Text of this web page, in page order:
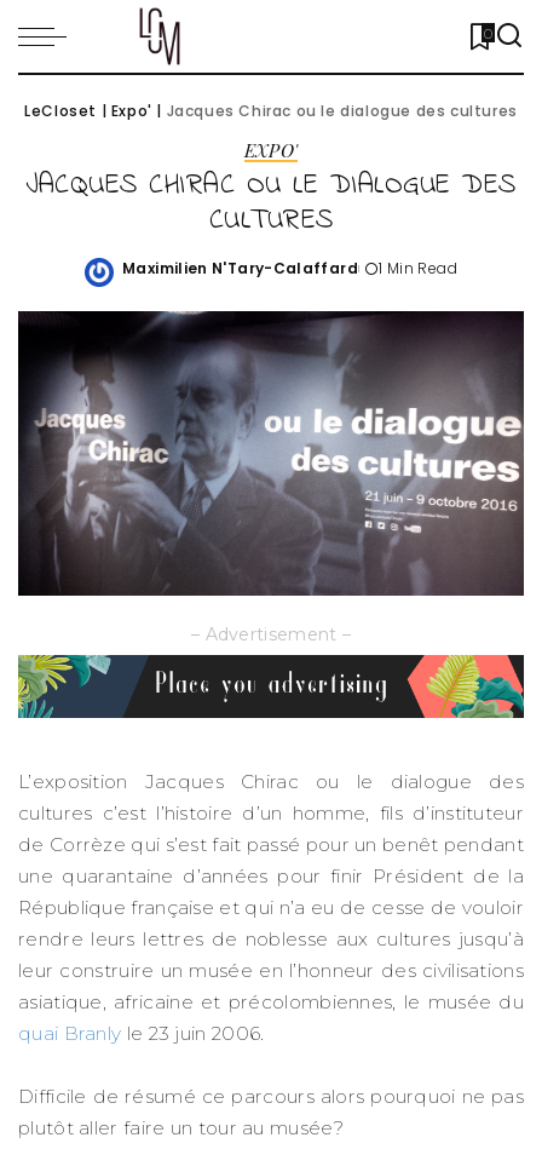
0
LeCloset | Expo' | Jacques Chirac ou le dialogue des cultures
EXPO'
JACQUES CHIRAC OU LE DIALOGUE DES
CULTURES
Posted
Maximilien N'Tary-Calaffard 1 Min Read
– Advertisement –
L’exposition Jacques Chirac ou le dialogue des
cultures c’est l’histoire d’un homme, fils d’instituteur
de Corrèze qui s’est fait passé pour un benêt pendant
une quarantaine d’années pour finir Président de la
République française et qui n’a eu de cesse de vouloir
rendre leurs lettres de noblesse aux cultures jusqu’à
leur construire un musée en l’honneur des civilisations
asiatique, africaine et précolombiennes, le musée du
quai Branly le 23 juin 2006.
Difficile de résumé ce parcours alors pourquoi ne pas
plutôt aller faire un tour au musée?